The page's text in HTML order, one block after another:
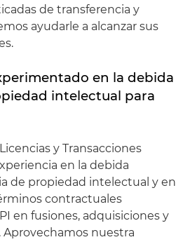
de transferencia y
ayudarle a alcanzar sus
en la debida
intelectual para
y Transacciones
en la debida
de propiedad intelectual y en
contractuales
en fusiones, adquisiciones y
Aprovechamos nuestra